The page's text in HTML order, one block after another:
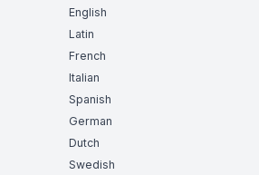
English
Latin
French
Italian
Spanish
German
Dutch
Swedish